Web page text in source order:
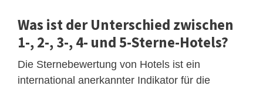
Was ist der Unterschied zwischen
1-, 2-, 3-, 4- und 5-Sterne-Hotels?
Die Sternebewertung von Hotels ist ein
international anerkannter Indikator für die